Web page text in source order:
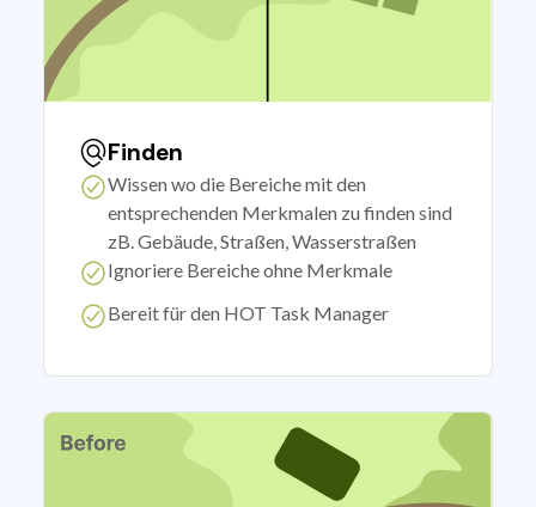
Finden
Wissen wo die Bereiche mit den
entsprechenden Merkmalen zu finden sind
zB. Gebäude, Straßen, Wasserstraßen
Ignoriere Bereiche ohne Merkmale
Bereit für den HOT Task Manager